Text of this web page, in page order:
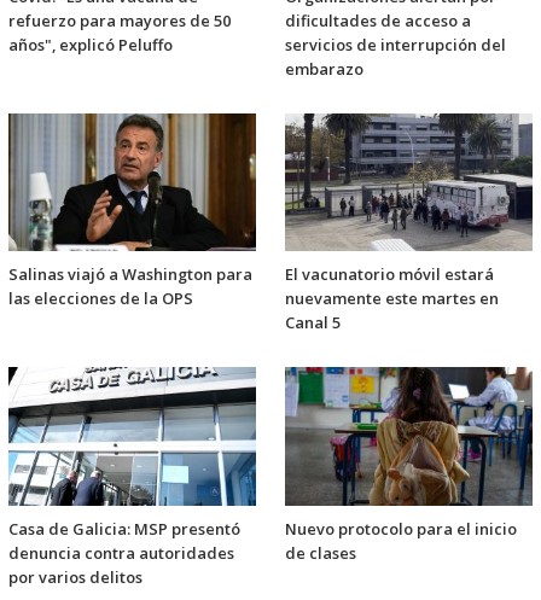
refuerzo para mayores de 50
años", explicó Peluffo
dificultades de acceso a
servicios de interrupción del
embarazo
Salinas viajó a Washington para
las elecciones de la OPS
El vacunatorio móvil estará
nuevamente este martes en
Canal 5
Casa de Galicia: MSP presentó
denuncia contra autoridades
por varios delitos
Nuevo protocolo para el inicio
de clases